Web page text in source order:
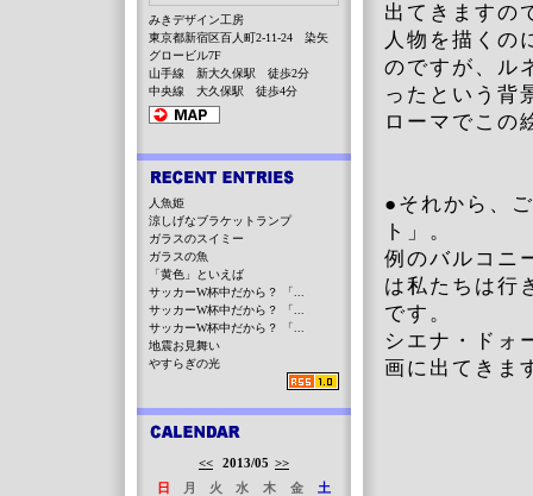
出てきますの
人物を描くの
のですが、ル
ったという背
ローマでこの
●それから、
ト」。
例のバルコニ
は私たちは
です。
シエナ・ドォ
画に出てきま
みきデザイン工房
東京都新宿区百人町2-11-24 染矢
グロービル7F
山手線 新大久保駅 徒歩2分
中央線 大久保駅 徒歩4分
人魚姫
涼しげなブラケットランプ
ガラスのスイミー
ガラスの魚
「黄色」といえば
サッカーW杯中だから？ 「...
サッカーW杯中だから？ 「...
サッカーW杯中だから？ 「...
地震お見舞い
やすらぎの光
<< 2013/05 >>
日
月 火 水 木 金
土